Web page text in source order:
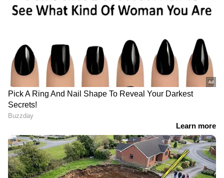
അറിയാൻ എപ്പോഴും ഏഷ്യാനെറ്റ്
ന്യൂസ് വാർത്തകൾ. Malayalam News
തത്സമയ അപ്‌ഡേറ്റുകളും ആഴത്തിലുള്ള
വിശകലനവും സമഗ്രമായ റിപ്പോർട്ടിംഗും —
എല്ലാം ഒരൊറ്റ സ്ഥലത്ത്. ഏത് സമയത്തും,
എവിടെയും വിശ്വസനീയമായ വാർത്തകൾ
ലഭിക്കാൻ
ABOUT THE AUTHOR
ST Sumam Thomas